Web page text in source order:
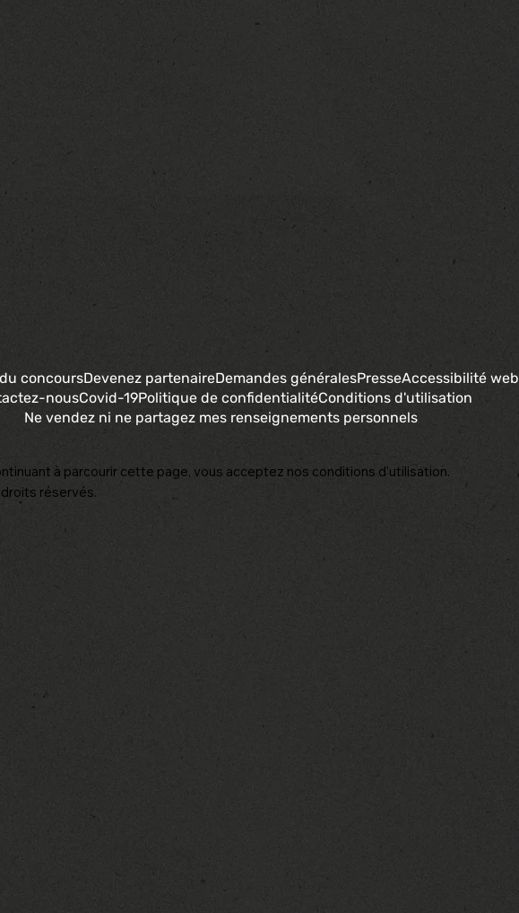
concoursDevenez partenaireDemandes généralesPresseAccessibilité web
nousCovid-19Politique de confidentialitéConditions d'utilisation
Ne vendez ni ne partagez mes renseignements personnels
à parcourir cette page, vous acceptez nos conditions d'utilisation.
réservés.